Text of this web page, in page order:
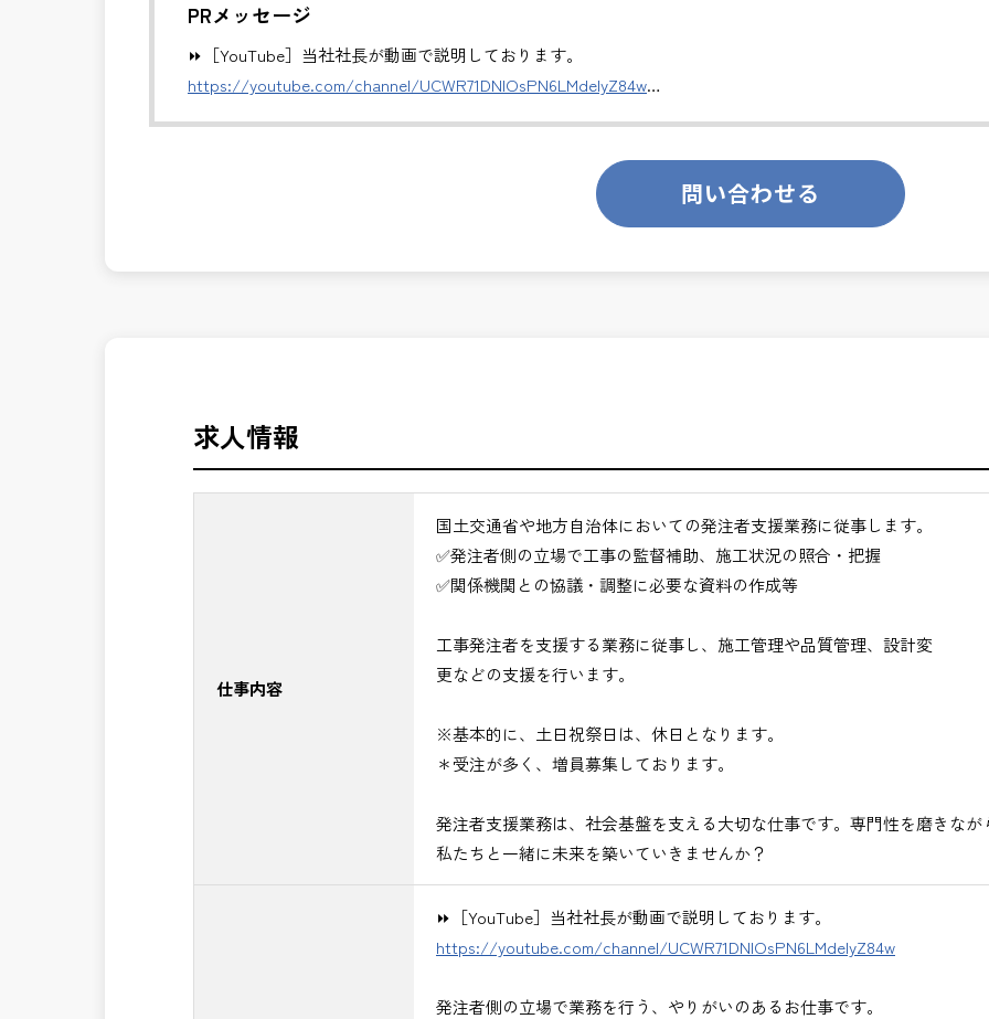
更などの支援を行います。
※基本的に、土日祝祭日は、休日となります。
＊受注が多く、増員募集しております。
PRメッセージ
⏩［YouTube］当社社長が動画で説明しております。
https://youtube.com/channel/UCWR71DNlOsPN6LMdeIyZ84w
■勤務地について、ご希望のある方は別途ご相談ください。
（東北地方、関東地方、中部地方、近畿地方など）
■発注者支援業務＜希望する業務をお選びください。＞
・NEXCO（ネクスコ）施工管理
・NEXCO（ネクスコ）点検業務
・道路許認可審査・適正化指導業務
・建設プロジェクト・マネジメント業務
問い合わせる
求人情報
仕事内容
国土交通省や地方自治体においての発注者支援業務に従事します。
✅発注者側の立場で工事の監督補助、施工状況の照合・把握
✅関係機関との協議・調整に必要な資料の作成等
工事発注者を支援する業務に従事し、施工管理や品質管理、設計変
更などの支援を行います。
※基本的に、土日祝祭日は、休日となります。
＊受注が多く、増員募集しております。
発注者支援業務は、社会基盤を支える大切な仕事です。専門性を磨きな
私たちと一緒に未来を築いていきませんか？
⏩［YouTube］当社社長が動画で説明しております。
https://youtube.com/channel/UCWR71DNlOsPN6LMdeIyZ84w
発注者側の立場で業務を行う、やりがいのあるお仕事です。